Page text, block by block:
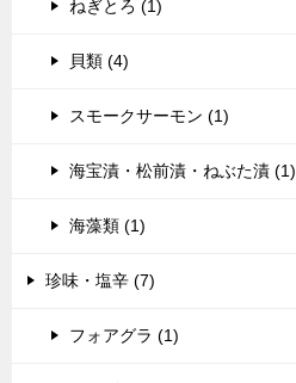
ねぎとろ (1)
貝類 (4)
スモークサーモン (1)
海宝漬・松前漬・ねぶた漬 (1)
海藻類 (1)
珍味・塩辛 (7)
フォアグラ (1)